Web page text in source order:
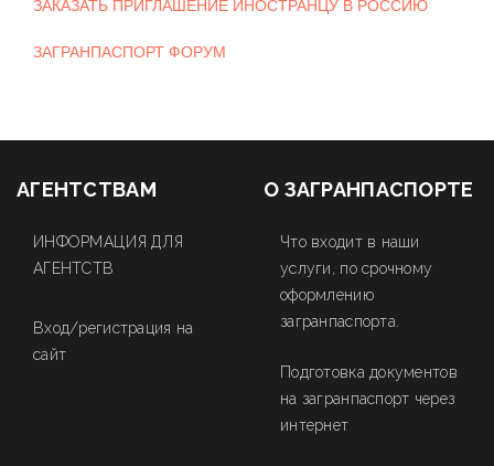
ЗАКАЗАТЬ ПРИГЛАШЕНИЕ ИНОСТРАНЦУ В РОССИЮ
ЗАГРАНПАСПОРТ ФОРУМ
АГЕНТСТВАМ
ИНФОРМАЦИЯ ДЛЯ
АГЕНТСТВ
Вход/регистрация на
сайт
О ЗАГРАНПАСПОРТЕ
Что входит в наши
услуги, по срочному
оформлению
загранпаспорта.
Подготовка документов
на загранпаспорт через
интернет